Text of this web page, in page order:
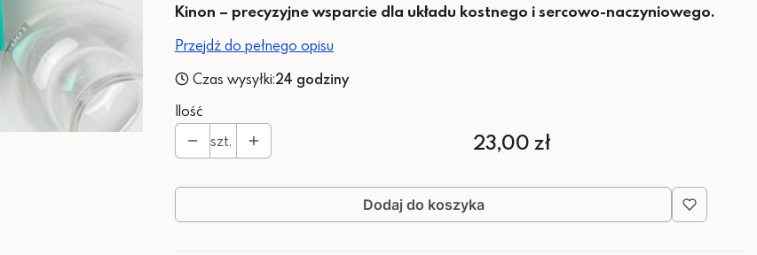
Kinon – precyzyjne wsparcie dla układu kostnego i sercowo-naczyniowego.
Przejdź do pełnego opisu
Czas wysyłki:24 godziny
Ilość
szt.
Cena
23,00 zł
Dodaj do koszyka